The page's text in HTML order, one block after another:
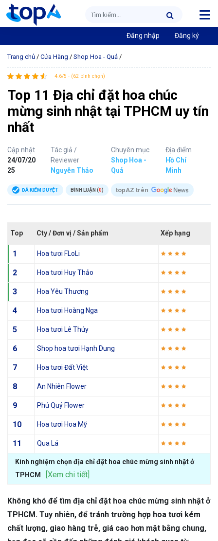
Đăng nhập Đăng ký
Trang chủ / Cửa Hàng / Shop Hoa - Quả /
4.6/5 - (62 bình chọn)
Top 11 Địa chỉ đặt hoa chúc
mừng sinh nhật tại TPHCM uy tín
nhất
Cập nhật
24/07/20
25
Tác giả /
Reviewer
Nguyễn Thảo
Chuyên mục
Shop Hoa -
Quả
Địa điểm
Hồ Chí
Minh
ĐÃ KIỂM DUYỆT BÌNH LUẬN (0) topAZ trên
Top Cty / Đơn vị / Sản phẩm Xếp hạng
1 Hoa tươi FLoLi
2 Hoa tươi Huy Thảo
3 Hoa Yêu Thương
4 Hoa tươi Hoàng Nga
5 Hoa tươi Lê Thúy
6 Shop hoa tươi Hạnh Dung
7 Hoa tươi Đất Việt
8 An Nhiên Flower
9 Phú Quý Flower
10 Hoa tươi Hoa Mỹ
11 Qua Lá
Kinh nghiệm chọn địa chỉ đặt hoa chúc mừng sinh nhật ở
TPHCM
[Xem chi tiết]
Không khó để tìm địa chỉ đặt hoa chúc mừng sinh nhật ở
TPHCM. Tuy nhiên, để tránh trường hợp hoa tươi kém
chất lượng, giao hàng trễ, giá cao hơn mặt bằng chung,